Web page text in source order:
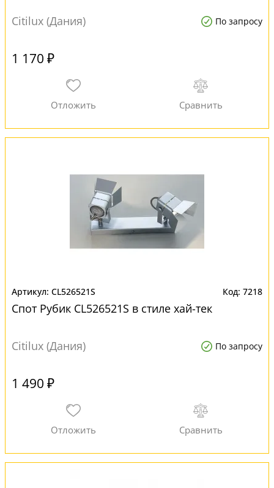
Citilux (Дания) По запросу
1 170 ₽
CL526521S 7218
Спот Рубик CL526521S в стиле хай-тек
Citilux (Дания) По запросу
1 490 ₽